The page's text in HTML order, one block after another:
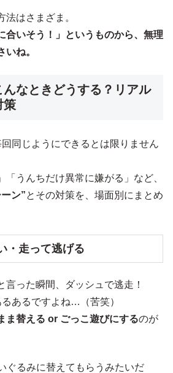
はさまざま。
合いそう！」というものから、無理
ね。
んなときどうする？リアル
策
同じようにできるとは限りません
「うんちだけ異常に嫌がる」など、
ン”とその対策を、場面別にまとめ
・走って逃げる
言った瞬間、ダッシュで逃走！
あるですよね…（苦笑）
ま替える or ごっこ遊びにするのが
ぐるみに替えてもらうみたいだ